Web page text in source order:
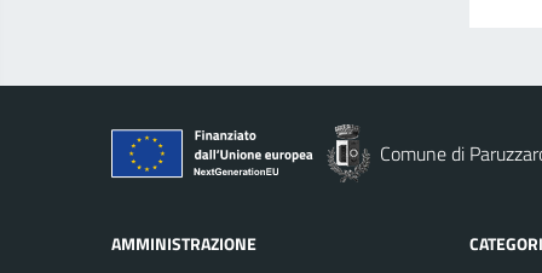
Comune di
AMMINISTRAZIONE